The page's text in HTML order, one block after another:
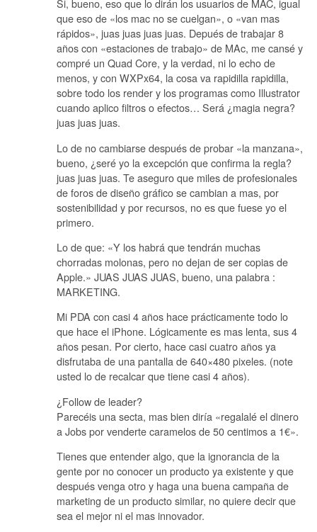
Si, bueno, eso que lo dirán los usuarios de MAC, igual
que eso de «los mac no se cuelgan», o «van mas
rápidos», juas juas juas juas. Depués de trabajar 8
años con «estaciones de trabajo» de MAc, me cansé y
compré un Quad Core, y la verdad, ni lo echo de
menos, y con WXPx64, la cosa va rapidilla rapidilla,
sobre todo los render y los programas como Illustrator
cuando aplico filtros o efectos… Será ¿magia negra?
juas juas juas.
Lo de no cambiarse después de probar «la manzana»,
bueno, ¿seré yo la excepción que confirma la regla?
juas juas juas. Te aseguro que miles de profesionales
de foros de diseño gráfico se cambian a mas, por
sostenibilidad y por recursos, no es que fuese yo el
primero.
Lo de que: «Y los habrá que tendrán muchas
chorradas molonas, pero no dejan de ser copias de
Apple.» JUAS JUAS JUAS, bueno, una palabra :
MARKETING.
Mi PDA con casi 4 años hace prácticamente todo lo
que hace el iPhone. Lógicamente es mas lenta, sus 4
años pesan. Por cierto, hace casi cuatro años ya
disfrutaba de una pantalla de 640×480 pixeles. (note
usted lo de recalcar que tiene casi 4 años).
¿Follow de leader?
Parecéis una secta, mas bien diría «regalalé el dinero
a Jobs por venderte caramelos de 50 centimos a 1€».
Tienes que entender algo, que la ignorancia de la
gente por no conocer un producto ya existente y que
después venga otro y haga una buena campaña de
marketing de un producto similar, no quiere decir que
sea el mejor ni el mas innovador.